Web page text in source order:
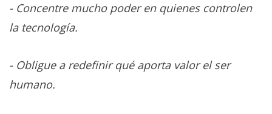
- Concentre mucho poder en quienes controlen
la tecnología.
- Obligue a redefinir qué aporta valor el ser
humano.